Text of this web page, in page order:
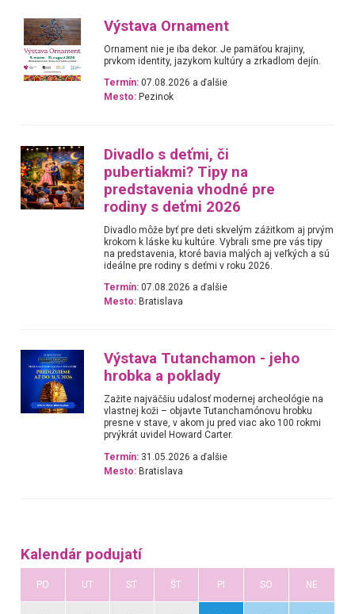
Výstava Ornament
Ornament nie je iba dekor. Je pamäťou krajiny,
prvkom identity, jazykom kultúry a zrkadlom dejín.
Termín: 07.08.2026 a ďalšie
Mesto: Pezinok
Divadlo s deťmi, či
pubertiakmi? Tipy na
predstavenia vhodné pre
rodiny s deťmi 2026
Divadlo môže byť pre deti skvelým zážitkom aj prvým
krokom k láske ku kultúre. Vybrali sme pre vás tipy
na predstavenia, ktoré bavia malých aj veľkých a sú
ideálne pre rodiny s deťmi v roku 2026.
Termín: 07.08.2026 a ďalšie
Mesto: Bratislava
Výstava Tutanchamon - jeho
hrobka a poklady
Zažite najväčšiu udalosť modernej archeológie na
vlastnej koži – objavte Tutanchamónovu hrobku
presne v stave, v akom ju pred viac ako 100 rokmi
prvýkrát uvidel Howard Carter.
Termín: 31.05.2026 a ďalšie
Mesto: Bratislava
Kalendár podujatí
PO UT ST ŠT PI SO NE